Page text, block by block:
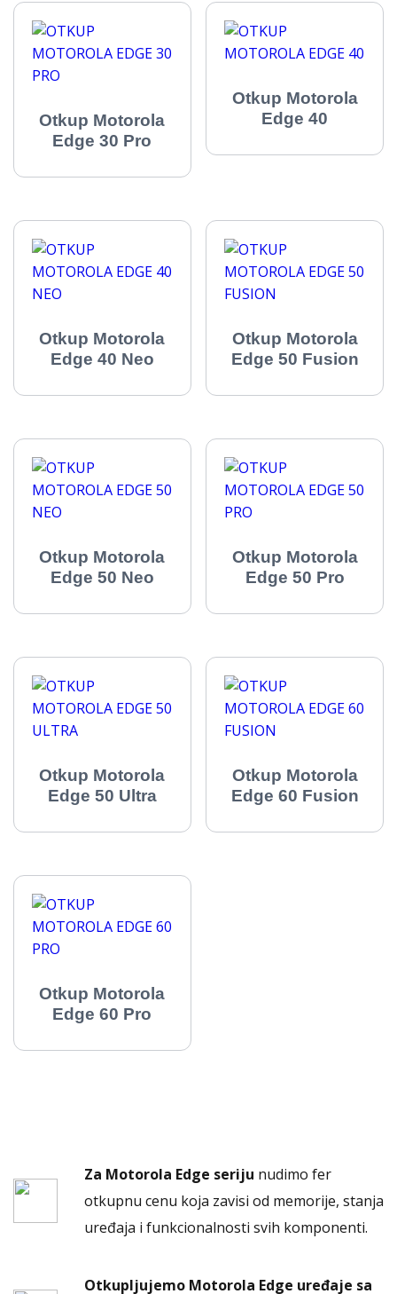
Otkup Motorola
Edge 30 Pro
Otkup Motorola
Edge 40
Otkup Motorola
Edge 40 Neo
Otkup Motorola
Edge 50 Fusion
Otkup Motorola
Edge 50 Neo
Otkup Motorola
Edge 50 Pro
Otkup Motorola
Edge 50 Ultra
Otkup Motorola
Edge 60 Fusion
Otkup Motorola
Edge 60 Pro
Za Motorola Edge seriju nudimo fer
otkupnu cenu koja zavisi od memorije, stanja
uređaja i funkcionalnosti svih komponenti.
Otkupljujemo Motorola Edge uređaje sa